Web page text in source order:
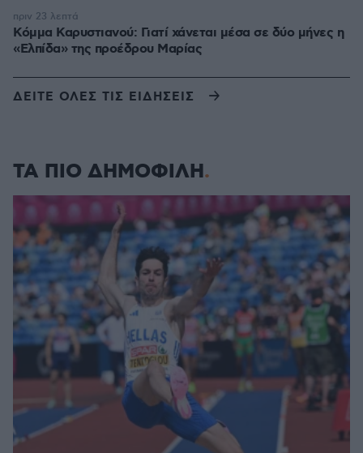
Κόμμα Καρυστιανού: Γιατί χάνεται μέσα σε δύο μήνες η
«Ελπίδα» της προέδρου Μαρίας
πριν 23 λεπτά
ΔΕΙΤΕ ΟΛΕΣ ΤΙΣ ΕΙΔΗΣΕΙΣ
ΤΑ ΠΙΟ ΔΗΜΟΦΙΛΗ